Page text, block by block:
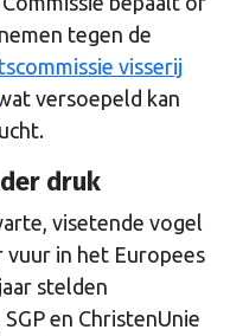
tegen de
visserij
versoepeld kan
druk
visetende vogel
vuur in het Europees
stelden
en ChristenUnie